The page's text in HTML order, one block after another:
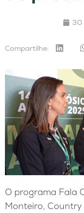
30
Compartilhe:
O programa Fala
Monteiro,